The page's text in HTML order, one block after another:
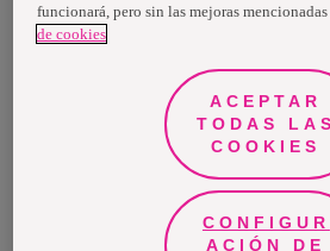
Nosotras, una marca de Essity - una
higiene y salud. Cada día, mil millones de
propósito es romper barreras por el
consumidores, pacientes, cuidadores,
general. Vendemos en aproximadamente
principales marcas globales TENA y Tork,
como Actimove, Cutimed, JOBST, Knix,
Lotus, Modibodi, Nosotras, Saba, Tempo,
2024, Essity tuvo ventas de
euros y empleó a 36,000 personas. La sede
ubicada en Estocolmo, Suecia, y Essity
Más información enwww.essity.com.
funcionará, pero sin las mejoras
de cookies
ACEPTAR
TODAS LAS
COOKIES
CONFIGUR
ACIÓN DE